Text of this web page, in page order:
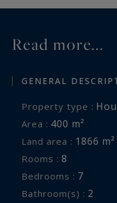
Read more...
GENERAL
Property type :
Area : 400 m²
Land area : 1866 m²
Rooms : 8
Bedrooms : 7
Bathroom(s) : 2